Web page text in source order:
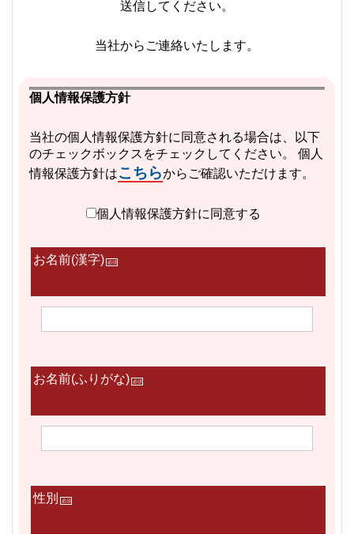
送信してください。
当社からご連絡いたします。
個人情報保護方針
当社の個人情報保護方針に同意される場合は、以下
のチェックボックスをチェックしてください。 個人
情報保護方針はこちらからご確認いただけます。
個人情報保護方針に同意する
お名前(漢字) 必須
お名前(ふりがな) 必須
性別 必須